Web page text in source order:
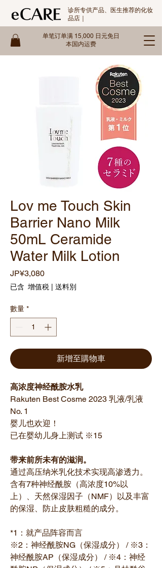
单笔订单满 15,000 日元免日
本国内运费
诊所专供产品、医生推荐的化妆
品店｜
Lov me Touch Skin
Barrier Nano Milk
50mL Ceramide
Water Milk Lotion
JP¥3,080價
格
已含 增值税 送料別
數量 *
新增至購物車
高浓度神经酰胺水乳
Rakuten Best Cosme 2023 乳液/乳液
No. 1
婴儿也欢迎！
已在婴幼儿身上测试 ※15
带来前所未有的滋润。
通过高压纳米乳化技术实现高渗透力。
含有7种神经酰胺（高浓度10%以
上）、天然保湿因子（NMF）以及丰富
的保湿、防止皮肤粗糙的成分。
*1：就产品阵容而言
※2：神经酰胺NG（保湿成分） / ※3：
神经酰胺AP（保湿成分） / ※4：神经